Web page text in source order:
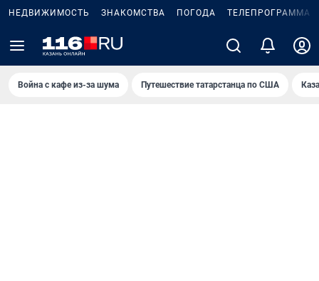
НЕДВИЖИМОСТЬ ЗНАКОМСТВА ПОГОДА ТЕЛЕПРОГРАММА
Война с кафе из-за шума Путешествие татарстанца по США